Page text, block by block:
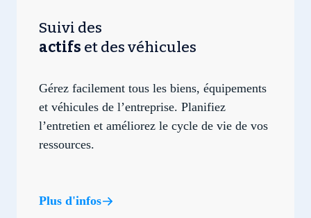
Suivi des
actifs et des véhicules
Gérez facilement tous les biens, équipements
et véhicules de l’entreprise. Planifiez
l’entretien et améliorez le cycle de vie de vos
ressources.
Plus d'infos